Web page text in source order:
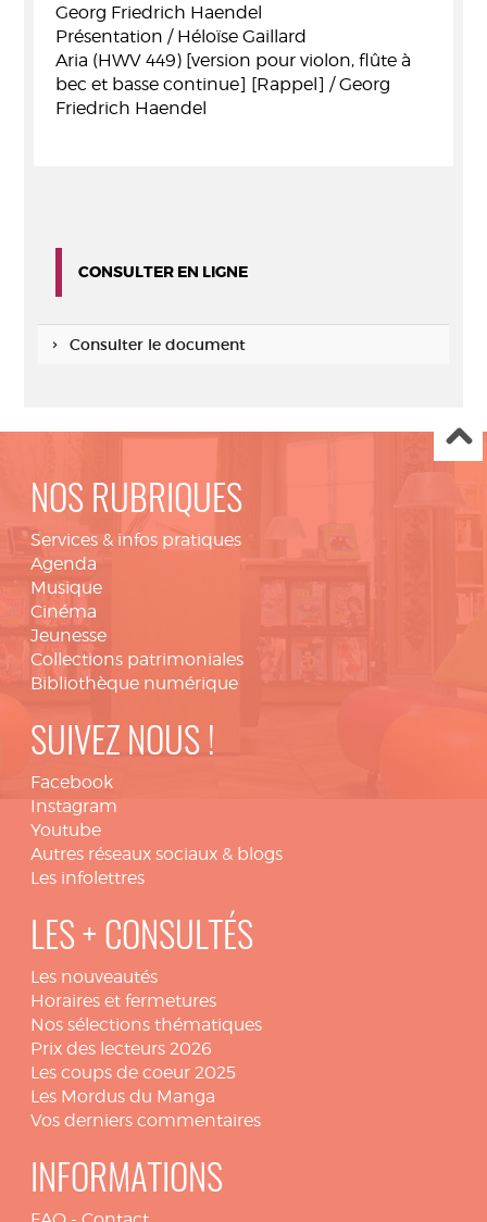
Georg Friedrich Haendel
Présentation / Héloïse Gaillard
Aria (HWV 449) [version pour violon, flûte à
bec et basse continue] [Rappel] / Georg
Friedrich Haendel
CONSULTER EN LIGNE
Consulter le document
NOS RUBRIQUES
Services & infos pratiques
Agenda
Musique
Cinéma
Jeunesse
Collections patrimoniales
Bibliothèque numérique
SUIVEZ NOUS !
Facebook
Instagram
Youtube
Autres réseaux sociaux & blogs
Les infolettres
LES + CONSULTÉS
Les nouveautés
Horaires et fermetures
Nos sélections thématiques
Prix des lecteurs 2026
Les coups de coeur 2025
Les Mordus du Manga
Vos derniers commentaires
INFORMATIONS